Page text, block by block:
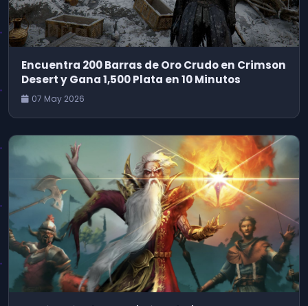
Encuentra 200 Barras de Oro Crudo en Crimson
Desert y Gana 1,500 Plata en 10 Minutos
07 May 2026